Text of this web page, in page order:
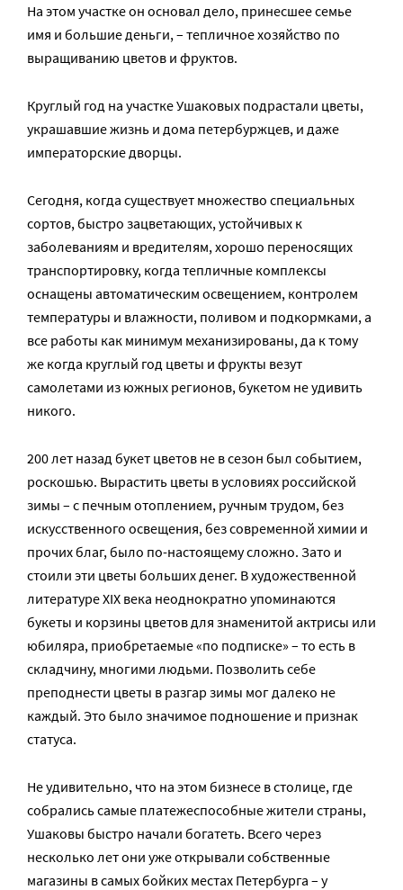
На этом участке он основал дело, принесшее семье
имя и большие деньги, – тепличное хозяйство по
выращиванию цветов и фруктов.
Круглый год на участке Ушаковых подрастали цветы,
украшавшие жизнь и дома петербуржцев, и даже
императорские дворцы.
Сегодня, когда существует множество специальных
сортов, быстро зацветающих, устойчивых к
заболеваниям и вредителям, хорошо переносящих
транспортировку, когда тепличные комплексы
оснащены автоматическим освещением, контролем
температуры и влажности, поливом и подкормками, а
все работы как минимум механизированы, да к тому
же когда круглый год цветы и фрукты везут
самолетами из южных регионов, букетом не удивить
никого.
200 лет назад букет цветов не в сезон был событием,
роскошью. Вырастить цветы в условиях российской
зимы – с печным отоплением, ручным трудом, без
искусственного освещения, без современной химии и
прочих благ, было по-настоящему сложно. Зато и
стоили эти цветы больших денег. В художественной
литературе XIX века неоднократно упоминаются
букеты и корзины цветов для знаменитой актрисы или
юбиляра, приобретаемые «по подписке» – то есть в
складчину, многими людьми. Позволить себе
преподнести цветы в разгар зимы мог далеко не
каждый. Это было значимое подношение и признак
статуса.
Не удивительно, что на этом бизнесе в столице, где
собрались самые платежеспособные жители страны,
Ушаковы быстро начали богатеть. Всего через
несколько лет они уже открывали собственные
магазины в самых бойких местах Петербурга – у